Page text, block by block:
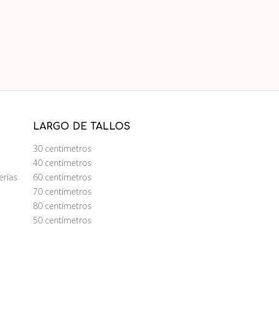
LARGO DE TALLOS
30 centímetros
40 centímetros
60 centímetros
70 centímetros
80 centímetros
50 centímetros